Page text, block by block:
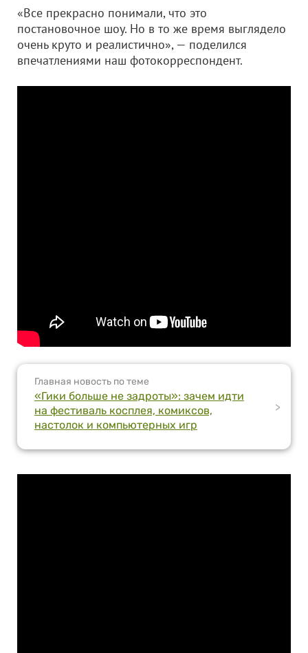
«Все прекрасно понимали, что это
постановочное шоу. Но в то же время выглядело
очень круто и реалистично», — поделился
впечатлениями наш фотокорреспондент.
Главная новость по теме
«Гики больше не задроты»: зачем идти
на фестиваль косплея, комиксов,
настолок и компьютерных игр
>